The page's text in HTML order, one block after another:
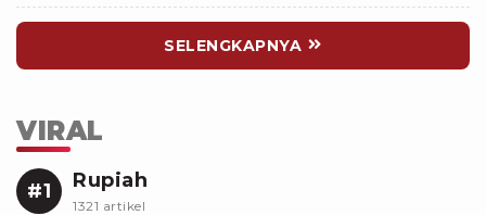
SELENGKAPNYA
VIRAL
#1 Rupiah
1321 artikel